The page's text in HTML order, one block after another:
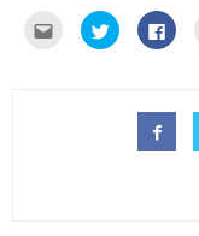
Kliknij,
wysłać
Udostępnij
na
oknie)
Click
to
w